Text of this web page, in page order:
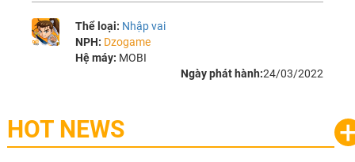
Thể loại: Nhập vai
NPH: Dzogame
Hệ máy: MOBI
Ngày phát hành:24/03/2022
HOT NEWS